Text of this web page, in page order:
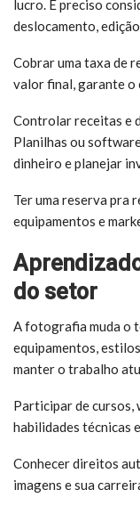
lucro. É preciso
deslocamento,
Cobrar uma taxa de
valor final, garante o
Controlar receitas e
Planilhas ou
dinheiro e planejar
Ter uma reserva pra
equipamentos e
do setor
A fotografia muda o
equipamentos,
manter o trabalho
Participar de cursos,
habilidades técnicas
Conhecer direitos
imagens e sua